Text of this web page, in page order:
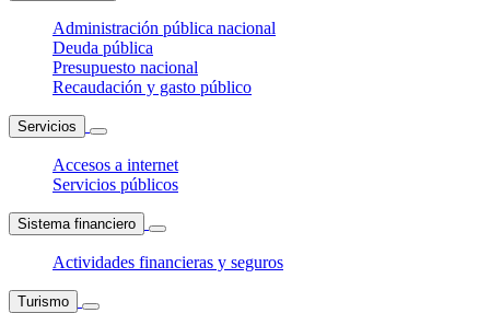
Administración pública nacional
Deuda pública
Presupuesto nacional
Recaudación y gasto público
Servicios
Accesos a internet
Servicios públicos
Sistema financiero
Actividades financieras y seguros
Turismo